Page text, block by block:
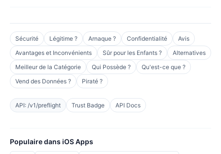
Sécurité Légitime ? Arnaque ? Confidentialité
Avis
Avantages et Inconvénients
Sûr pour les Enfants ?
Alternatives
Meilleur de la Catégorie
Qui Possède ?
Qu'est-ce que ?
Vend des Données ?
Piraté ?
API: /v1/preflight Trust Badge API Docs
Populaire dans iOS Apps